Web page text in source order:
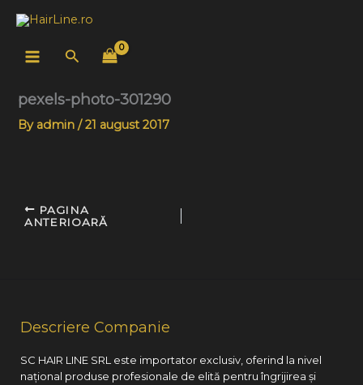
content
Search
pexels-photo-301290
By admin/21 august 2017
PAGINA
ANTERIOARĂ
Descriere Companie
SC HAIR LINE SRL este importator exclusiv, oferind la nivel
național produse profesionale de elită pentru îngrijirea și